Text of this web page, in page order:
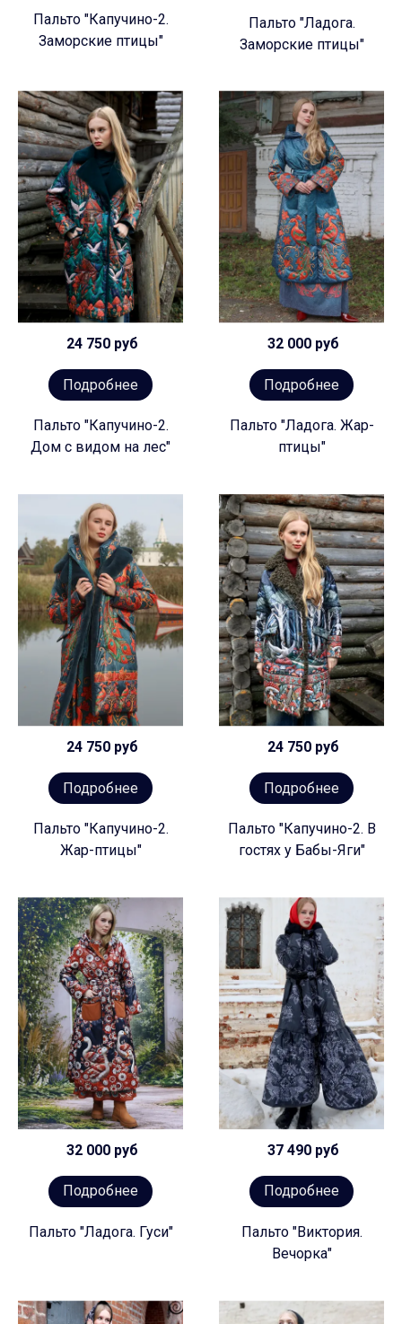
Пальто "Капучино-2.
Заморские птицы"
Пальто "Ладога.
Заморские птицы"
24 750 руб
Подробнее
Пальто "Капучино-2.
Дом с видом на лес"
32 000 руб
Подробнее
Пальто "Ладога. Жар-
птицы"
24 750 руб
Подробнее
Пальто "Капучино-2.
Жар-птицы"
24 750 руб
Подробнее
Пальто "Капучино-2. В
гостях у Бабы-Яги"
32 000 руб
Подробнее
Пальто "Ладога. Гуси"
37 490 руб
Подробнее
Пальто "Виктория.
Вечорка"